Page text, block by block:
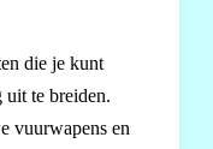
die je kunt
uit te breiden.
vuurwapens en